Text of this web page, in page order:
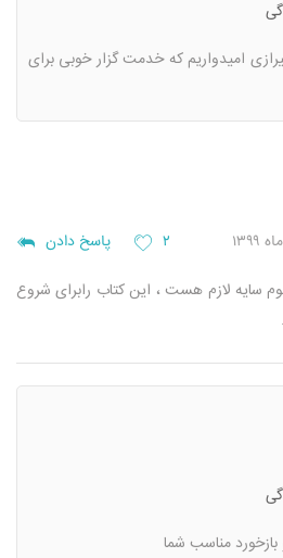
امیدواریم که خدمت گزار خوبی برای
۲ پاسخ دادن
سایه لازم هست ، این کتاب رابرای شروع
مناسب شما